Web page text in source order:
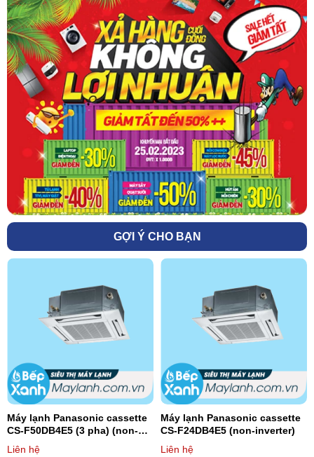
GỢI Ý CHO BẠN
Máy lạnh Panasonic cassette
CS-F50DB4E5 (3 pha) (non-
inverter)
Liên hệ
Máy lạnh Panasonic cassette
CS-F24DB4E5 (non-inverter)
Liên hệ